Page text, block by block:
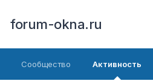
forum-okna.ru
Сообщество Активность